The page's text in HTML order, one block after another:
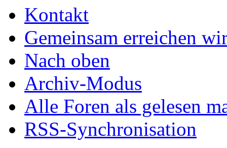
Kontakt
Gemeinsam erreichen
Nach oben
Archiv-Modus
Alle Foren als gelesen
RSS-Synchronisation